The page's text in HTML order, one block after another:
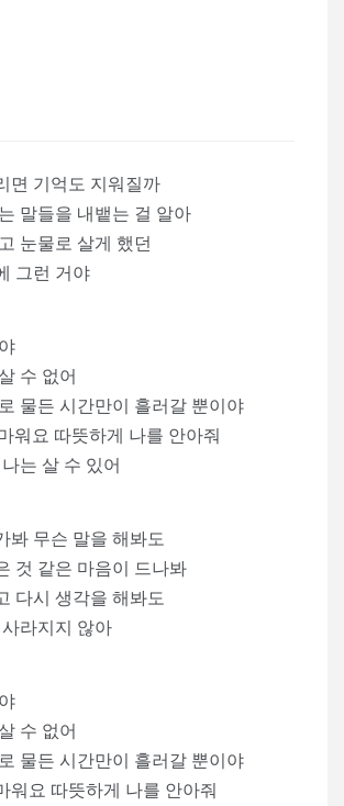
면 기억도 지워질까
말들을 내뱉는 걸 알아
눈물로 살게 했던
그런 거야
수 없어
물든 시간만이 흘러갈 뿐이야
워요 따뜻하게 나를 안아줘
는 살 수 있어
봐 무슨 말을 해봐도
것 같은 마음이 드나봐
다시 생각을 해봐도
라지지 않아
수 없어
물든 시간만이 흘러갈 뿐이야
워요 따뜻하게 나를 안아줘